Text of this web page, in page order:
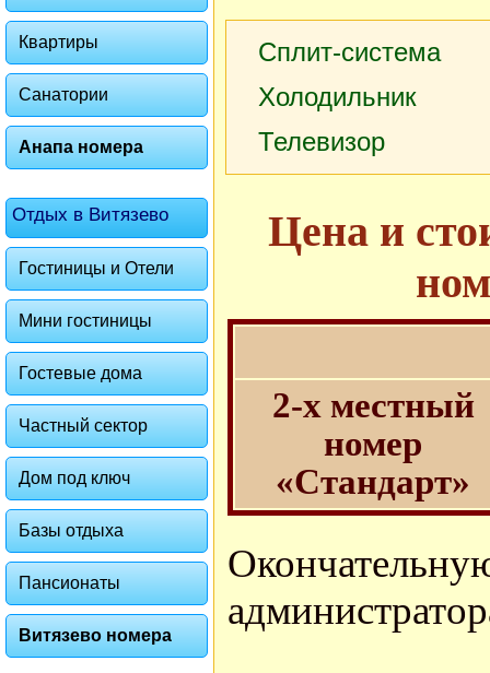
Квартиры
Санатории
Анапа номера
Отдых в Витязево
Гостиницы и Отели
Мини гостиницы
Гостевые дома
Частный сектор
Дом под ключ
Базы отдыха
Пансионаты
Витязево номера
Сплит-система
Холодильник
Телевизор
Цена и
2-х местный
номер
«Стандарт»